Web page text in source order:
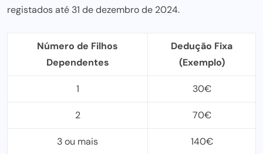
registados até 31 de dezembro de 2024.
Número de Filhos
Dependentes
Dedução Fixa
(Exemplo)
1 30€
2 70€
3 ou mais 140€